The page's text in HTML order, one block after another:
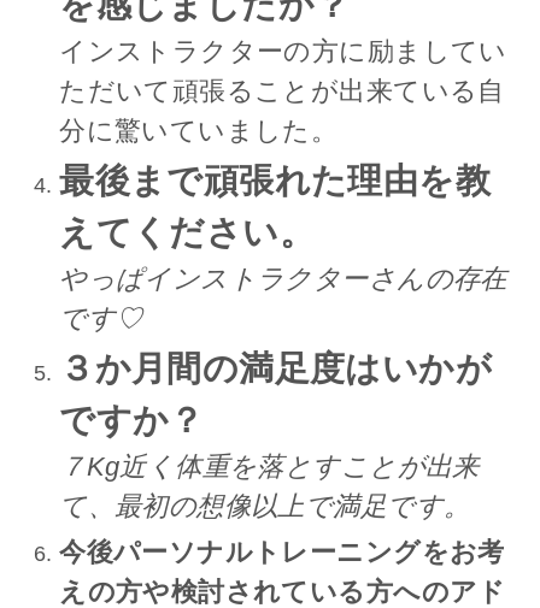
インストラクターの方に励ましてい
ただいて頑張ることが出来ている自
分に驚いていました。
最後まで頑張れた理由を教
えてください。
やっぱインストラクターさんの存在
です♡
３か月間の満足度はいかが
ですか？
７Kg近く体重を落とすことが出来
て、最初の想像以上で満足です。
今後パーソナルトレーニングをお考
えの方や検討されている方へのアド